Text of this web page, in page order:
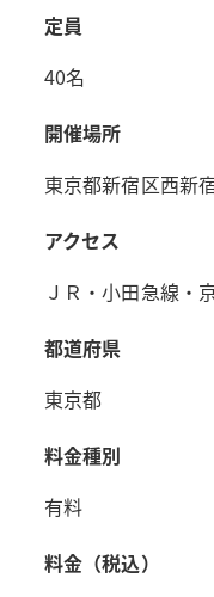
定員
40名
開催場所
東京都新宿区西新
アクセス
ＪＲ・小田急線・
都道府県
東京都
料金種別
有料
料金（税込）